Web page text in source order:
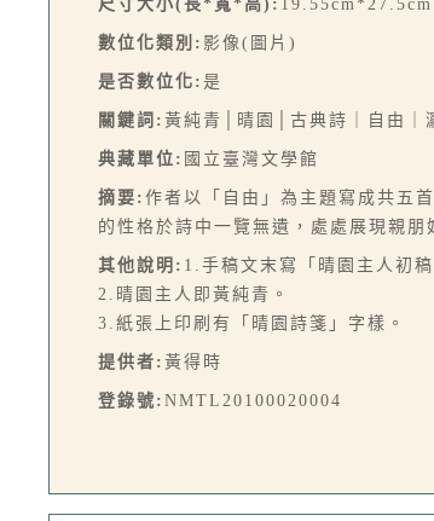
尺寸大小(長*寬*高): 19.55cm*27.5cm
數位化類別: 影像(圖片)
是否數位化: 是
關鍵詞: 黃純青│晴園│古典詩｜自由｜
典藏單位: 國立臺灣文學館
摘要: 作者以「自由」為主題寫成共五
的性格於詩中一覽無遺，處處展現親
其他說明: 1.手稿文末寫「晴園主人初稿
2.晴園主人即黃純青。
3.紙張上印刷有「晴園詩箋」字樣。
提供者: 黃得時
登錄號: NMTL20100020004